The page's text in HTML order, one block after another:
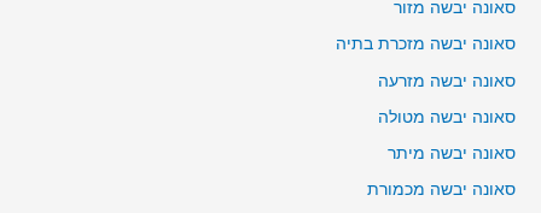
סאונה יבשה מזור
סאונה יבשה מזכרת בתיה
סאונה יבשה מזרעה
סאונה יבשה מטולה
סאונה יבשה מיתר
סאונה יבשה מכמורת